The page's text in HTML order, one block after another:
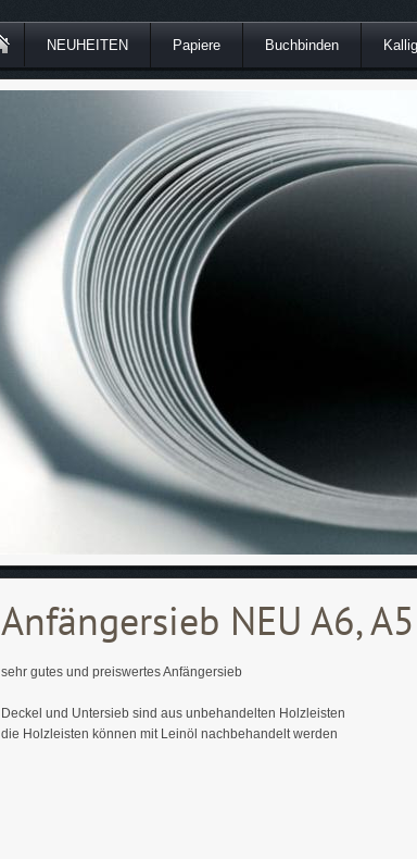
NEUHEITEN Papiere Buchbinden
Anfängersieb NEU A6,
sehr gutes und preiswertes Anfängersieb
Deckel und Untersieb sind aus unbehandelten Holzleisten
die Holzleisten können mit Leinöl nachbehandelt werden